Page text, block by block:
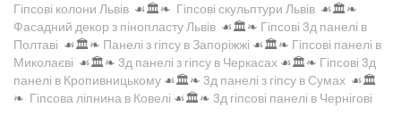
Гіпсові колони Львів ☙🏛️❧ Гіпсові скульптури Львів ☙🏛️❧
Фасадний декор з пінопласту Львів ☙🏛️❧ Гіпсові 3д панелі в
Полтаві ☙🏛️❧ Панелі з гіпсу в Запоріжжі ☙🏛️❧ Гіпсові панелі в
Миколаєві ☙🏛️❧ 3д панелі з гіпсу в Черкасах ☙🏛️❧ Гіпсові 3д
панелі в Кропивницькому ☙🏛️❧ 3д панелі з гіпсу в Сумах ☙🏛️
❧ Гіпсова ліпнина в Ковелі ☙🏛️❧ 3д гіпсові панелі в Чернігові